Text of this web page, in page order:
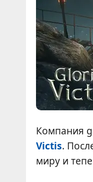
Компания
Victis.
миру и